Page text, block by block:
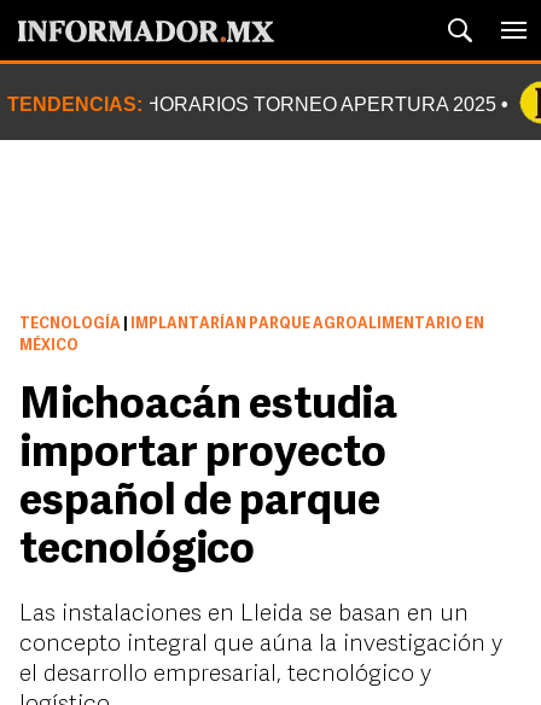
TENDENCIAS: HORARIOS TORNEO APERTURA 2025
TECNOLOGÍA
IMPLANTARÍAN PARQUE AGROALIMENTARIO EN
MÉXICO
Michoacán estudia
importar proyecto
español de parque
tecnológico
Las instalaciones en Lleida se basan en un
concepto integral que aúna la investigación y
el desarrollo empresarial, tecnológico y